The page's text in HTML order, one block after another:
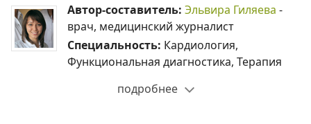
Автор-составитель: Эльвира Гиляева -
врач, медицинский журналист
Специальность: Кардиология,
Функциональная диагностика, Терапия
подробнее